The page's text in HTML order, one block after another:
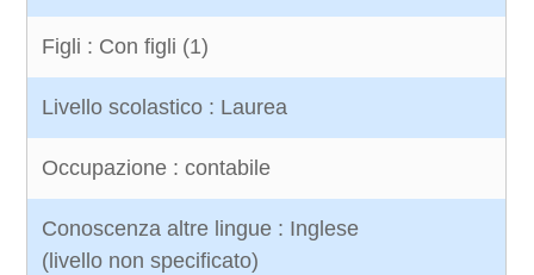
Figli : Con figli (1)
Livello scolastico : Laurea
Occupazione : contabile
Conoscenza altre lingue : Inglese
(livello non specificato)